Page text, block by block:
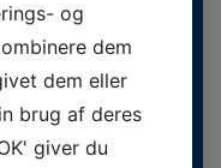
og
dem
dem eller
brug af deres
giver du